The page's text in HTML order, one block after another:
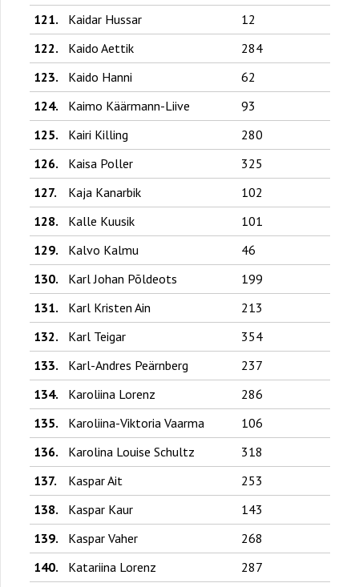
121.
Kaidar Hussar
12
122.
Kaido Aettik
284
123.
Kaido Hanni
62
124.
Kaimo Käärmann-Liive
93
125.
Kairi Killing
280
126.
Kaisa Poller
325
127.
Kaja Kanarbik
102
128.
Kalle Kuusik
101
129.
Kalvo Kalmu
46
130.
Karl Johan Põldeots
199
131.
Karl Kristen Ain
213
132.
Karl Teigar
354
133.
Karl-Andres Peärnberg
237
134.
Karoliina Lorenz
286
135.
Karoliina-Viktoria Vaarma
106
136.
Karolina Louise Schultz
318
137.
Kaspar Ait
253
138.
Kaspar Kaur
143
139.
Kaspar Vaher
268
140.
Katariina Lorenz
287